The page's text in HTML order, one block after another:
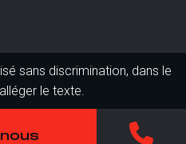
sans discrimination, dans le
le texte.